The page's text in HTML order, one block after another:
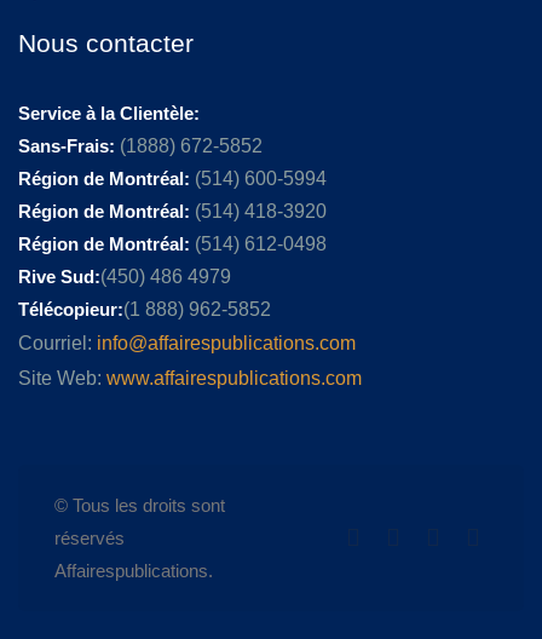
Nous contacter
Service à la Clientèle:
Sans-Frais: (1888) 672-5852
Région de Montréal: (514) 600-5994
Région de Montréal: (514) 418-3920
Région de Montréal: (514) 612-0498
Rive Sud:(450) 486 4979
Télécopieur:(1 888) 962-5852
Courriel: info@affairespublications.com
Site Web: www.affairespublications.com
© Tous les droits sont
réservés
Affairespublications.